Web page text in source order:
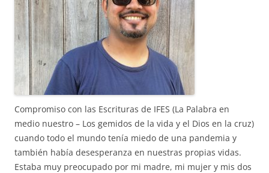
Compromiso con las Escrituras de IFES (La Palabra en
medio nuestro – Los gemidos de la vida y el Dios en la cruz)
cuando todo el mundo tenía miedo de una pandemia y
también había desesperanza en nuestras propias vidas.
Estaba muy preocupado por mi madre, mi mujer y mis dos